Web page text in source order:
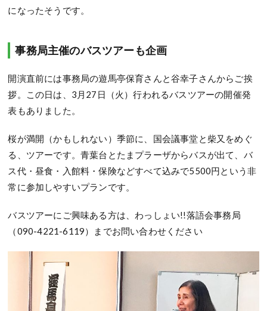
になったそうです。
事務局主催のバスツアーも企画
開演直前には事務局の遊馬亭保育さんと谷幸子さんからご挨
拶。この日は、3月27日（火）行われるバスツアーの開催発
表もありました。
桜が満開（かもしれない）季節に、国会議事堂と柴又をめぐ
る、ツアーです。青葉台とたまプラーザからバスが出て、バ
ス代・昼食・入館料・保険などすべて込みで5500円という非
常に参加しやすいプランです。
バスツアーにご興味ある方は、わっしょい!!落語会事務局
（090-4221-6119）までお問い合わせください